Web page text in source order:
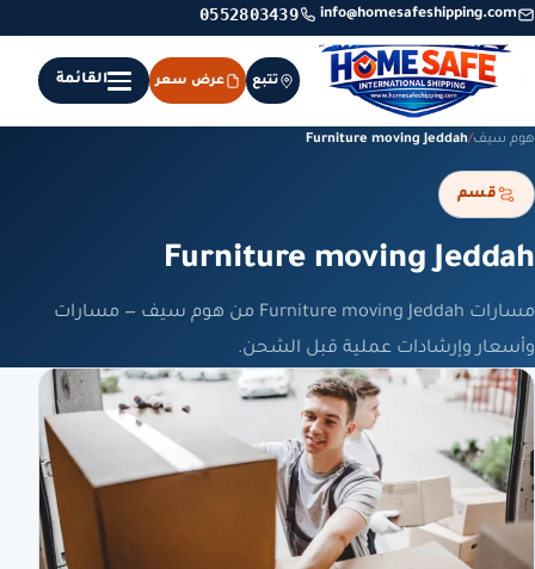
info@homesafeshipping.com
0552803439
تتبع عرض سعر القائمة
هوم سيف/
Furniture moving Jeddah
قسم
Furniture moving Jeddah
مسارات Furniture moving Jeddah من هوم سيف — مسارات
وأسعار وإرشادات عملية قبل الشحن.